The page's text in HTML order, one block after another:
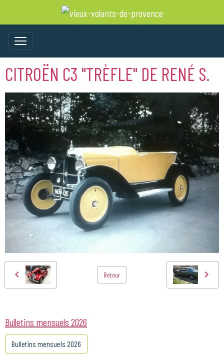
CITROËN C3 "TRÈFLE" DE RENÉ S.
Retour
Bulletins mensuels 2026
Bulletins mensuels 2026